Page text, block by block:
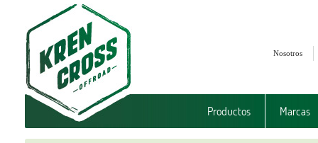
Nosotros
Productos Marcas